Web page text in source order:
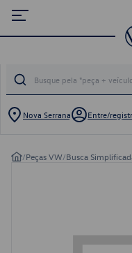
Nova Serrana Entre/
/Peças VW/Busca